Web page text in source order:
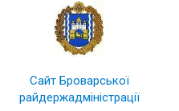
Сайт Броварської
райдержадміністрації